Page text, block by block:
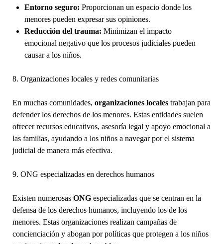
Entorno seguro: Proporcionan un espacio donde los
menores pueden expresar sus opiniones.
Reducción del trauma: Minimizan el impacto
emocional negativo que los procesos judiciales pueden
causar a los niños.
8. Organizaciones locales y redes comunitarias
En muchas comunidades, organizaciones localestrabajan para
defender los derechos de los menores. Estas entidades suelen
ofrecer recursos educativos, asesoría legal y apoyo emocional a
las familias, ayudando a los niños a navegar por el sistema
judicial de manera más efectiva.
9. ONG especializadas en derechos humanos
Existen numerosas ONGespecializadas que se centran en la
defensa de los derechos humanos, incluyendo los de los
menores. Estas organizaciones realizan campañas de
concienciación y abogan por políticas que protegen a los niños